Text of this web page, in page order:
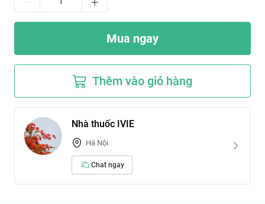
Mua ngay
Thêm vào giỏ hàng
Nhà thuốc IVIE
Hà Nội
Chat ngay